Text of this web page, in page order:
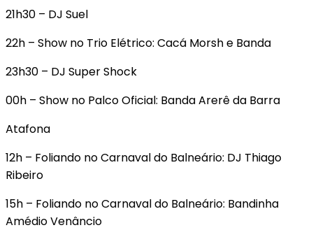
21h30 – DJ Suel
22h – Show no Trio Elétrico: Cacá Morsh e Banda
23h30 – DJ Super Shock
00h – Show no Palco Oficial: Banda Arerê da Barra
Atafona
12h – Foliando no Carnaval do Balneário: DJ Thiago
Ribeiro
15h – Foliando no Carnaval do Balneário: Bandinha
Amédio Venâncio